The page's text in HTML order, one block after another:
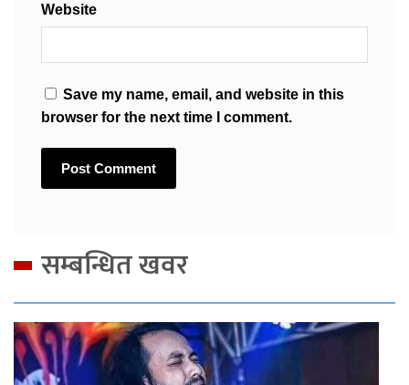
Website
Save my name, email, and website in this
browser for the next time I comment.
सम्बन्धित खवर